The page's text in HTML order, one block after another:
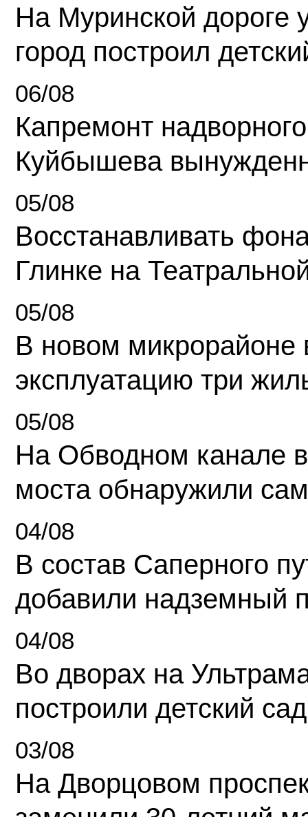
На Муринской дороге
город построил
06/08
Капремонт
Куйбышева
05/08
Восстанавливать
Глинке на
05/08
В новом микрорайоне
эксплуатацию три
05/08
На Обводном канале
моста обнаружили
04/08
В состав Саперного
добавили надземный
04/08
Во дворах на
построили детский сад
03/08
На Дворцовом